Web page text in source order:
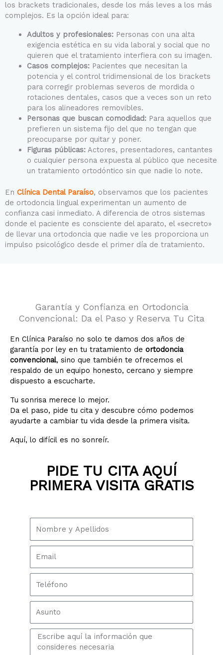
los brackets tradicionales, desde los más leves a los más
complejos. Es la opción ideal para:
Adultos y profesionales:Personas con una alta
exigencia estética en su vida laboral y social que no
quieren que el tratamiento interfiera con su imagen.
Casos complejos:Pacientes que necesitan la
potencia y el control tridimensional de los brackets
para corregir problemas severos de mordida o
rotaciones dentales, casos que a veces son un reto
para los alineadores removibles.
Personas que buscan comodidad:Para aquellos que
prefieren un sistema fijo del que no tengan que
preocuparse por quitar y poner.
Figuras públicas:Actores, presentadores, cantantes
o cualquier persona expuesta al público que necesite
un tratamiento ortodóntico sin que nadie lo note.
En Clínica Dental Paraíso, observamos que los pacientes
de ortodoncia lingual experimentan un aumento de
confianza casi inmediato. A diferencia de otros sistemas
donde el paciente es consciente del aparato, el «secreto»
de llevar una ortodoncia que nadie ve les proporciona un
impulso psicológico desde el primer día de tratamiento.
Garantía y Confianza en Ortodoncia
Convencional: Da el Paso y Reserva Tu Cita
En Clínica Paraíso no solo te damos dos años de
garantía por ley en tu tratamiento de ortodoncia
convencional, sino que también te ofrecemos el
respaldo de un equipo honesto, cercano y siempre
dispuesto a escucharte.
Tu sonrisa merece lo mejor.
Da el paso, pide tu cita y descubre cómo podemos
ayudarte a cambiar tu vida desde la primera visita.
Aquí, lo difícil es no sonreír.
PIDE TU CITA AQUÍ
PRIMERA VISITA GRATIS
m
e
a
l
o
u